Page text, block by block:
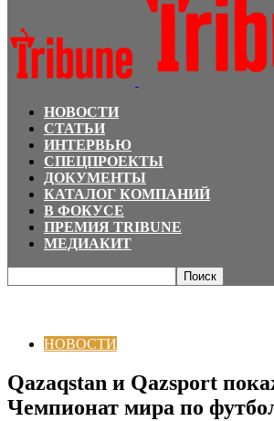
НОВОСТИ
СТАТЬИ
ИНТЕРВЬЮ
СПЕЦПРОЕКТЫ
ДОКУМЕНТЫ
КАТАЛОГ КОМПАНИЙ
В ФОКУСЕ
ПРЕМИЯ TRIBUNE
МЕДИАКИТ
НОВОСТИ
Qazaqstan и Qazsport
Чемпионат мира по